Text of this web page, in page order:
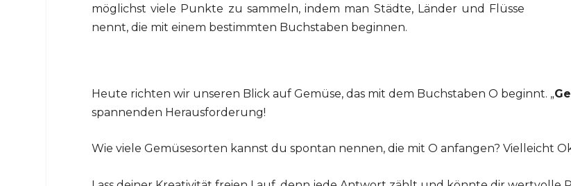
möglichst viele Punkte zu sammeln, indem man Städte, Länder und Flüsse
nennt, die mit einem bestimmten Buchstaben beginnen.
Heute richten wir unseren Blick auf Gemüse, das mit dem Buchstaben O beginnt. „
spannenden Herausforderung!
Wie viele Gemüsesorten kannst du spontan nennen, die mit O anfangen? Vielleicht